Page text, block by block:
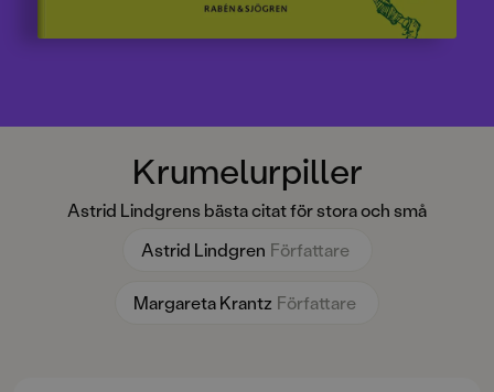
Krumelurpiller
Astrid Lindgrens bästa citat för stora och små
Astrid Lindgren Författare
Margareta Krantz Författare